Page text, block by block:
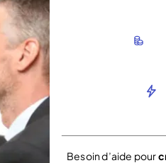
Besoin d’aide pour